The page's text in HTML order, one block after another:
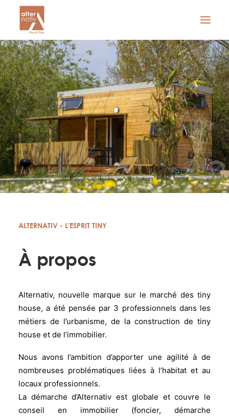
CONCEPT
L’ESPRIT TINY
L’OFFRE
À PROPOS
GALERIE
TARIFS
Obtenir un devis
ALTERNATIV - L'ESPRIT TINY
À propos
Alternativ, nouvelle marque sur le marché des tiny
house, a été pensée par 3 professionnels dans les
métiers de l’urbanisme, de la construction de tiny
house et de l’immobilier.
Nous avons l’ambition d’apporter une agilité à de
nombreuses problématiques liées à l’habitat et au
locaux professionnels.
La démarche d’Alternativ est globale et couvre le
conseil en immobilier (foncier, démarche